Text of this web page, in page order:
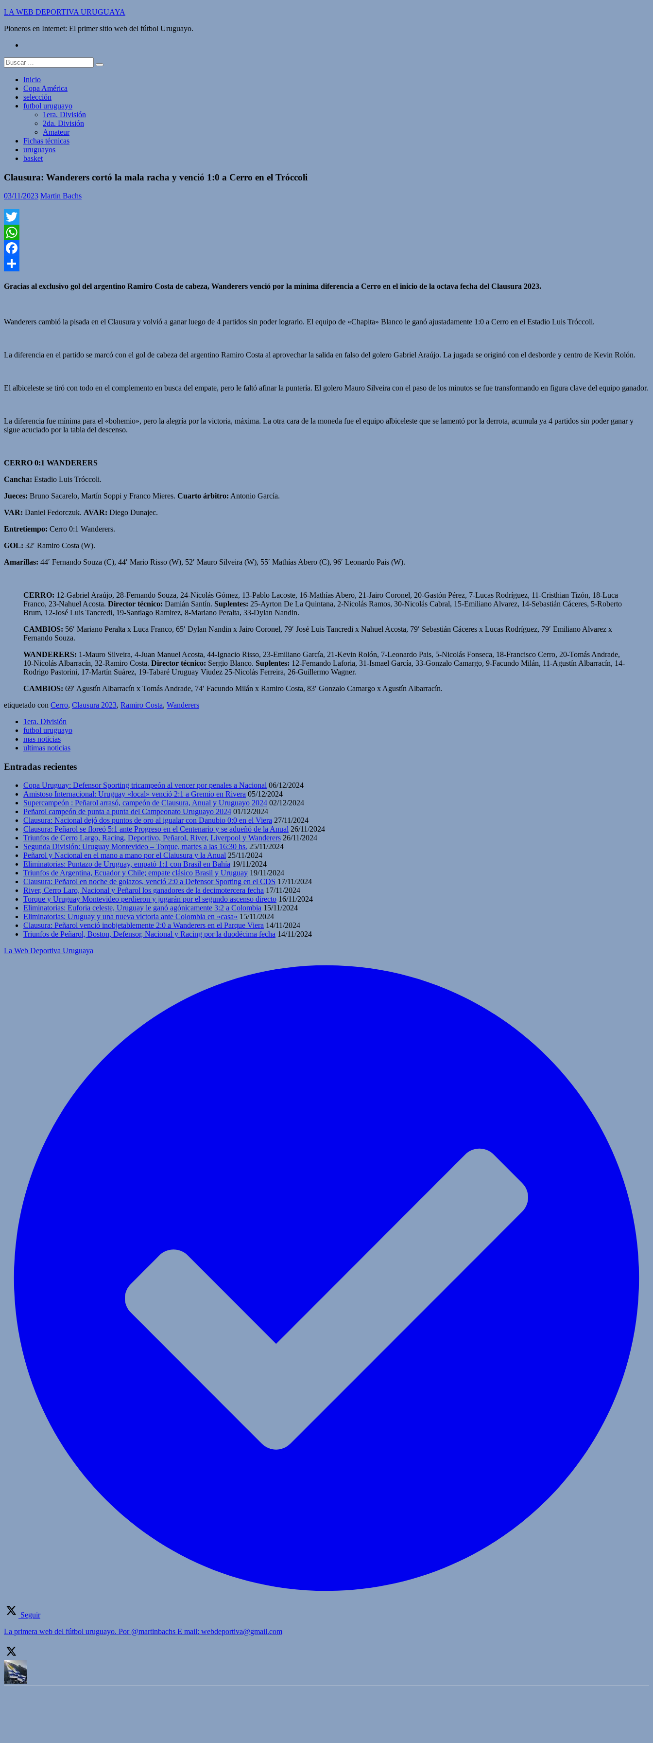
Saltar
contenido
LA WEB DEPORTIVA URUGUAYA
Pioneros en Internet: El primer sitio web del fútbol Uruguayo.
Buscar:
Inicio
Copa América
selección
futbol uruguayo
1era. División
2da. División
Amateur
Fichas técnicas
uruguayos
basket
Clausura: Wanderers cortó la mala racha y venció 1:0 a Cerro en el Tróccoli
03/11/2023 Martin Bachs
Twitter
WhatsApp
Facebook
Gracias al exclusivo gol del argentino Ramiro Costa de cabeza, Wanderers venció por la mínima diferencia a Cerro en el inicio de la octava fecha del Clausura 2023.
Wanderers cambió la pisada en el Clausura y volvió a ganar luego de 4 partidos sin poder lograrlo. El equipo de «Chapita» Blanco le ganó ajustadamente 1:0 a Cerro en el Estadio Luis Tróccoli.
La diferencia en el partido se marcó con el gol de cabeza del argentino Ramiro Costa al aprovechar la salida en falso del golero Gabriel Araújo. La jugada se originó con el desborde y centro de Kevin Rolón.
El albiceleste se tiró con todo en el complemento en busca del empate, pero le faltó afinar la puntería. El golero Mauro Silveira con el paso de los minutos se fue transformando en figura clave del equipo ganador.
La diferencia fue mínima para el «bohemio», pero la alegría por la victoria, máxima. La otra cara de la moneda fue el equipo albiceleste que se lamentó por la derrota, acumula ya 4 partidos sin poder ganar y
sigue acuciado por la tabla del descenso.
CERRO 0:1 WANDERERS
Cancha: Estadio Luis Tróccoli.
Jueces: Bruno Sacarelo, Martín Soppi y Franco Mieres. Cuarto árbitro: Antonio García.
VAR: Daniel Fedorczuk. AVAR: Diego Dunajec.
Entretiempo: Cerro 0:1 Wanderers.
GOL: 32′ Ramiro Costa (W).
Amarillas: 44′ Fernando Souza (C), 44′ Mario Risso (W), 52′ Mauro Silveira (W), 55′ Mathías Abero (C), 96′ Leonardo Pais (W).
CERRO: 12-Gabriel Araújo, 28-Fernando Souza, 24-Nicolás Gómez, 13-Pablo Lacoste, 16-Mathías Abero, 21-Jairo Coronel, 20-Gastón Pérez, 7-Lucas Rodríguez, 11-Cristhian Tizón, 18-Luca
Franco, 23-Nahuel Acosta. Director técnico: Damián Santín. Suplentes: 25-Ayrton De La Quintana, 2-Nicolás Ramos, 30-Nicolás Cabral, 15-Emiliano Alvarez, 14-Sebastián Cáceres, 5-Roberto
Brum, 12-José Luis Tancredi, 19-Santiago Ramirez, 8-Mariano Peralta, 33-Dylan Nandin.
CAMBIOS: 56′ Mariano Peralta x Luca Franco, 65′ Dylan Nandin x Jairo Coronel, 79′ José Luis Tancredi x Nahuel Acosta, 79′ Sebastián Cáceres x Lucas Rodríguez, 79′ Emiliano Alvarez x
Fernando Souza.
WANDERERS: 1-Mauro Silveira, 4-Juan Manuel Acosta, 44-Ignacio Risso, 23-Emiliano García, 21-Kevin Rolón, 7-Leonardo Pais, 5-Nicolás Fonseca, 18-Francisco Cerro, 20-Tomás Andrade,
10-Nicolás Albarracín, 32-Ramiro Costa. Director técnico: Sergio Blanco. Suplentes: 12-Fernando Laforia, 31-Ismael García, 33-Gonzalo Camargo, 9-Facundo Milán, 11-Agustín Albarracín, 14-
Rodrigo Pastorini, 17-Martín Suárez, 19-Tabaré Uruguay Viudez 25-Nicolás Ferreira, 26-Guillermo Wagner.
CAMBIOS: 69′ Agustín Albarracín x Tomás Andrade, 74′ Facundo Milán x Ramiro Costa, 83′ Gonzalo Camargo x Agustín Albarracín.
etiquetado con Cerro, Clausura 2023, Ramiro Costa, Wanderers
1era. División
futbol uruguayo
mas noticias
ultimas noticias
Entradas recientes
Copa Uruguay: Defensor Sporting tricampeón al vencer por penales a Nacional 06/12/2024
Amistoso Internacional: Uruguay «local» venció 2:1 a Gremio en Rivera 05/12/2024
Supercampeón : Peñarol arrasó, campeón de Clausura, Anual y Uruguayo 2024 02/12/2024
Peñarol campeón de punta a punta del Campeonato Uruguayo 2024 01/12/2024
Clausura: Nacional dejó dos puntos de oro al igualar con Danubio 0:0 en el Viera 27/11/2024
Clausura: Peñarol se floreó 5:1 ante Progreso en el Centenario y se adueñó de la Anual 26/11/2024
Triunfos de Cerro Largo, Racing, Deportivo, Peñarol, River, Liverpool y Wanderers 26/11/2024
Segunda División: Uruguay Montevideo – Torque, martes a las 16:30 hs. 25/11/2024
Peñarol y Nacional en el mano a mano por el Claiusura y la Anual 25/11/2024
Eliminatorias: Puntazo de Uruguay, empató 1:1 con Brasil en Bahía 19/11/2024
Triunfos de Argentina, Ecuador y Chile; empate clásico Brasil y Uruguay 19/11/2024
Clausura: Peñarol en noche de golazos, venció 2:0 a Defensor Sporting en el CDS 17/11/2024
River, Cerro Laro, Nacional y Peñarol los ganadores de la decimotercera fecha 17/11/2024
Torque y Uruguay Montevideo perdieron y jugarán por el segundo ascenso directo 16/11/2024
Eliminatorias: Euforia celeste, Uruguay le ganó agónicamente 3:2 a Colombia 15/11/2024
Eliminatorias: Uruguay y una nueva victoria ante Colombia en «casa» 15/11/2024
Clausura: Peñarol venció inobjetablemente 2:0 a Wanderers en el Parque Viera 14/11/2024
Triunfos de Peñarol, Boston, Defensor, Nacional y Racing por la duodécima fecha 14/11/2024
La Web Deportiva Uruguaya
Seguir
La primera web del fútbol uruguayo. Por @martinbachs E mail: webdeportiva@gmail.com